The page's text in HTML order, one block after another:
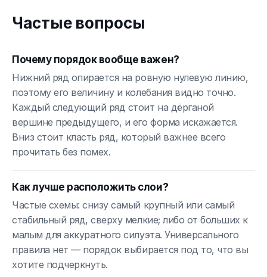
Частые вопросы
Почему порядок вообще важен?
Нижний ряд опирается на ровную нулевую линию,
поэтому его величину и колебания видно точно.
Каждый следующий ряд стоит на дёрганой
вершине предыдущего, и его форма искажается.
Вниз стоит класть ряд, который важнее всего
прочитать без помех.
Как лучше расположить слои?
Частые схемы: снизу самый крупный или самый
стабильный ряд, сверху мелкие; либо от больших к
малым для аккуратного силуэта. Универсального
правила нет — порядок выбирается под то, что вы
хотите подчеркнуть.